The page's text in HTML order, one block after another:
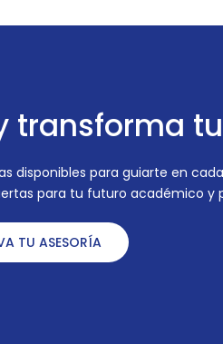
transforma
disponibles para guiarte en
para tu futuro académico y
TU ASESORÍA